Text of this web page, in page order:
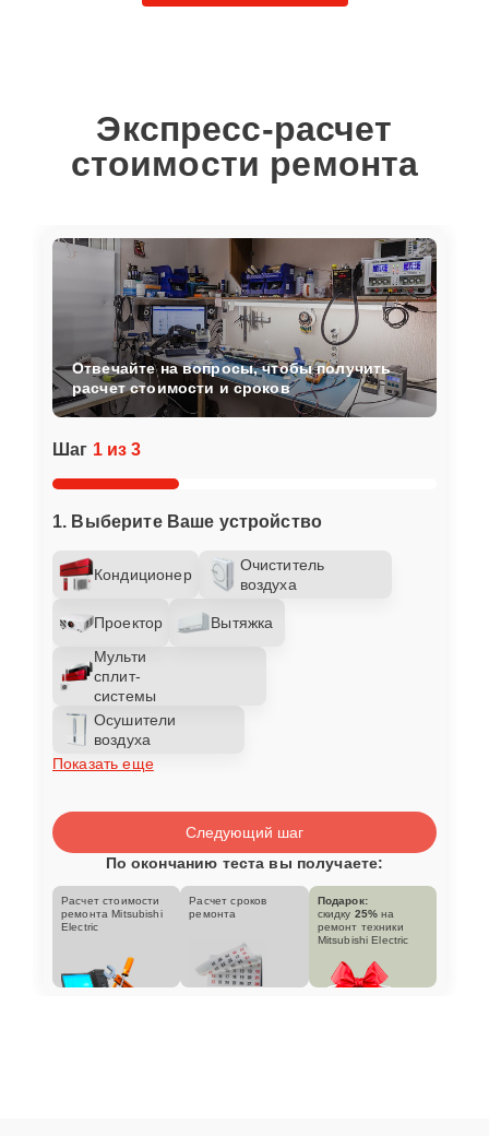
Экспресс-расчет
стоимости ремонта
Шаг 1 из 3
1. Выберите Ваше устройство
Кондиционер
Очиститель
воздуха
Проектор
Вытяжка
Мульти
сплит-
системы
Осушители
воздуха
Показать еще
Отвечайте на вопросы, чтобы получить
расчет стоимости и сроков
Следующий шаг
По окончанию теста вы получаете:
Расчет стоимости
ремонта Mitsubishi
Electric
Расчет сроков
ремонта
Подарок:
скидку 25% на
ремонт техники
Mitsubishi Electric